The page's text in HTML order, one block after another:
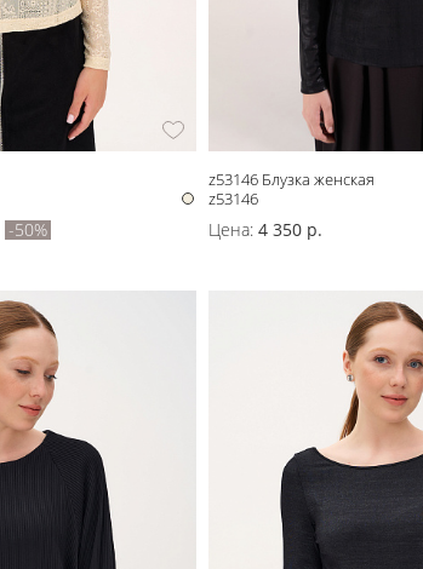
-50%
z53146 Блузка женская
z53146
Цена:4 350 р.